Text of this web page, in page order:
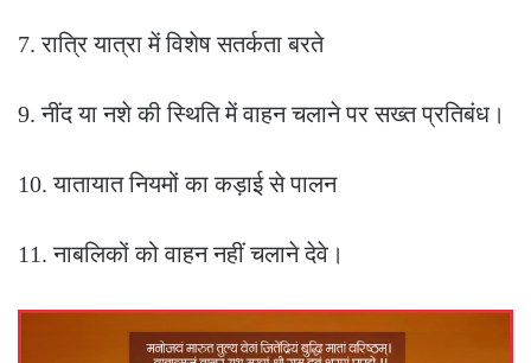
7. रात्रि यात्रा में विशेष सतर्कता बरते
9. नींद या नशे की स्थिति में वाहन चलाने पर सख्त प्रतिबंध।
10. यातायात नियमों का कड़ाई से पालन
11. नाबलिकों को वाहन नहीं चलाने देवे।